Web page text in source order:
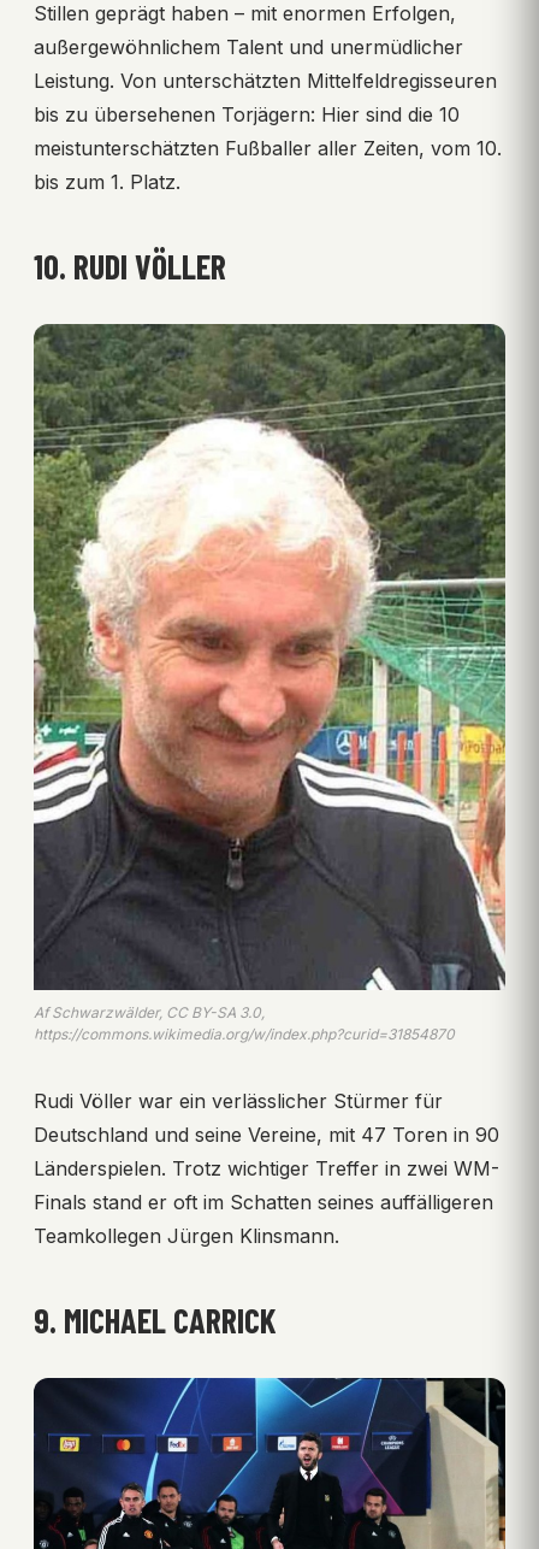
Stillen geprägt haben – mit enormen Erfolgen,
außergewöhnlichem Talent und unermüdlicher
Leistung. Von unterschätzten Mittelfeldregisseuren
bis zu übersehenen Torjägern: Hier sind die 10
meistunterschätzten Fußballer aller Zeiten, vom 10.
bis zum 1. Platz.
10. RUDI VÖLLER
Af Schwarzwälder, CC BY-SA 3.0,
https://commons.wikimedia.org/w/index.php?curid=31854870
Rudi Völler war ein verlässlicher Stürmer für
Deutschland und seine Vereine, mit 47 Toren in 90
Länderspielen. Trotz wichtiger Treffer in zwei WM-
Finals stand er oft im Schatten seines auffälligeren
Teamkollegen Jürgen Klinsmann.
9. MICHAEL CARRICK